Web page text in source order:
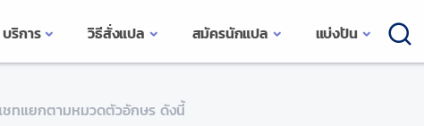
บริการ วิธีสั่งแปล สมัครนักแปล แบ่งปัน
ทแยกตามหมวดตัวอักษร ดังนี้